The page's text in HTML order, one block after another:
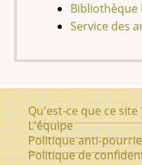
Bibliothèque
Service des
Pied
de
page
Qu'est-ce que ce site
L'équipe
Politique anti-
Politique de